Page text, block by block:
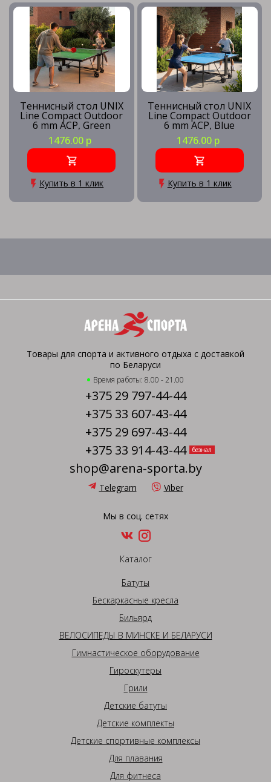
Теннисный стол UNIX
Line Compact Outdoor
6 mm ACP, Green
1476.00 р
Купить в 1 клик
Теннисный стол UNIX
Line Compact Outdoor
6 mm ACP, Blue
1476.00 р
Купить в 1 клик
Товары для спорта и активного отдыха с доставкой
по Беларуси
Время работы: 8.00 - 21.00
+375 29 797-44-44
+375 33 607-43-44
+375 29 697-43-44
+375 33 914-43-44
безнал
shop@arena-sporta.by
Telegram Viber
Мы в соц. сетях
Каталог
Батуты
Бескаркасные кресла
Бильярд
ВЕЛОСИПЕДЫ В МИНСКЕ И БЕЛАРУСИ
Гимнастическое оборудование
Гироскутеры
Грили
Детские батуты
Детские комплекты
Детские спортивные комплексы
Для плавания
Для фитнеса